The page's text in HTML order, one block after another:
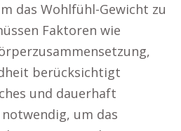
das Wohlfühl-Gewicht zu
Faktoren wie
berücksichtigt
und dauerhaft
um das